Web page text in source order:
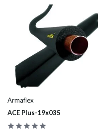
Armaflex
ACE Plus-19x035